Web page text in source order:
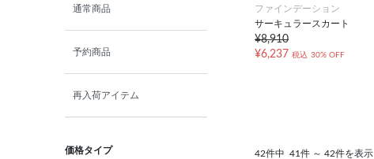
通常商品
予約商品
再入荷アイテム
価格タイプ
ファインデーション
サーキュラースカート
¥8,910
¥6,237 税込 30% OFF
42件中 41件 ～ 42件を表示